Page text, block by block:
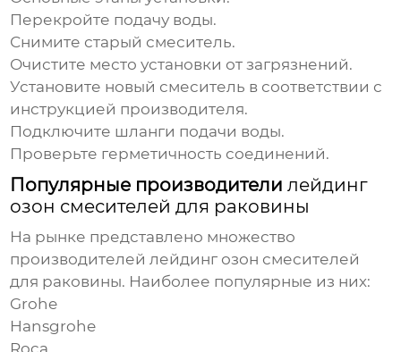
Перекройте подачу воды.
Снимите старый смеситель.
Очистите место установки от загрязнений.
Установите новый смеситель в соответствии с
инструкцией производителя.
Подключите шланги подачи воды.
Проверьте герметичность соединений.
Популярные производителилейдинг
озон смесителей для раковины
На рынке представлено множество
производителейлейдинг озон смесителей
для раковины. Наиболее популярные из них:
Grohe
Hansgrohe